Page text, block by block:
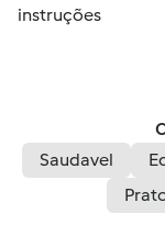
instruções
Saudavel